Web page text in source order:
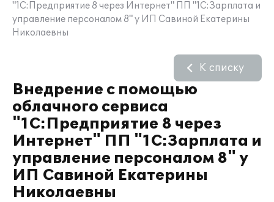
"1С:Предприятие 8 через Интернет" ПП "1С:Зарплата и
управление персоналом 8" у ИП Савиной Екатерины
Николаевны
Внедрение с помощью
облачного сервиса
"1С:Предприятие 8 через
Интернет" ПП "1С:Зарплата и
управление персоналом 8" у
ИП Савиной Екатерины
Николаевны
К списку